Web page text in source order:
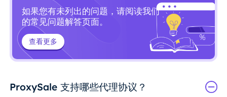
如果您有未列出的问题，请阅读我们
的常见问题解答页面。
查看更多
ProxySale 支持哪些代理协议？